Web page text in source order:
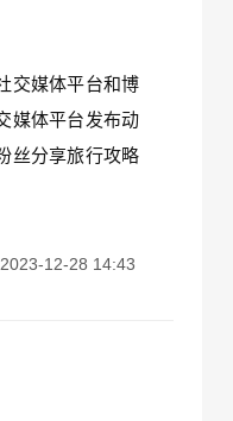
交媒体平台和博
媒体平台发布动
丝分享旅行攻略
2023-12-28 14:43